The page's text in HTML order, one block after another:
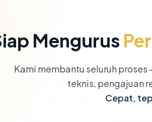
Mengurus
Kami membantu seluruh
teknis, pengajuan
Cepat,